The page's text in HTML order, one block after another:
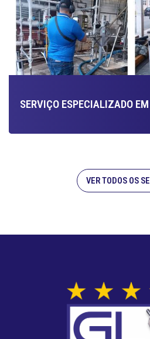
SERVIÇO ESPECIALIZADO
VER TODOS OS